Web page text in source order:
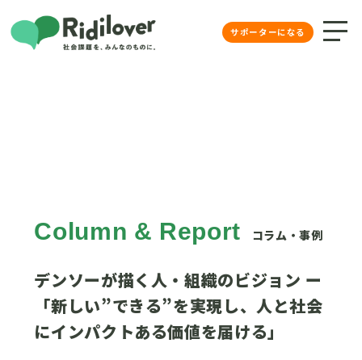
Ridilover（リディラバ）社会課題
サポーターになる
Column & Report コラム・事例
デンソーが描く人・組織のビジョン ー
「新しい”できる”を実現し、人と社会
にインパクトある価値を届ける」